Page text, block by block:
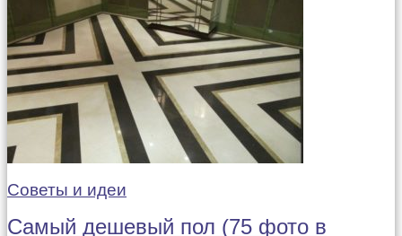
Советы и идеи
Самый дешевый пол (75 фото в